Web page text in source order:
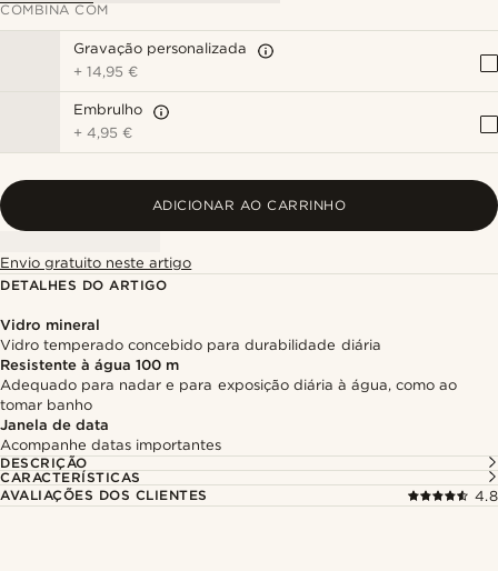
COMBINA COM
Gravação personalizada
+14,95 €
Embrulho
+4,95 €
ADICIONAR AO CARRINHO
Envio gratuito neste artigo
DETALHES DO ARTIGO
Vidro mineral
Vidro temperado concebido para durabilidade diária
Resistente à água 100 m
Adequado para nadar e para exposição diária à água, como ao
tomar banho
Janela de data
Acompanhe datas importantes
DESCRIÇÃO
CARACTERÍSTICAS
AVALIAÇÕES DOS CLIENTES
4.8